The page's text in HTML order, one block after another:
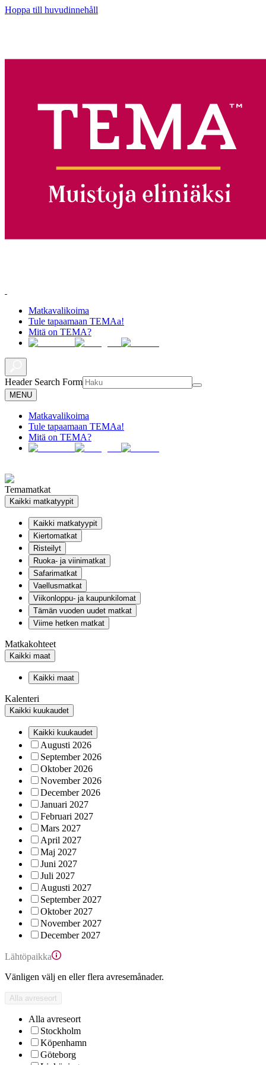
Hoppa till huvudinnehåll
Matkavalikoima
Tule tapaamaan TEMAa!
Mitä on TEMA?
Header Search Form
MENU
Matkavalikoima
Tule tapaamaan TEMAa!
Mitä on TEMA?
Temamatkat
Kaikki matkatyypit
Kaikki matkatyypit
Kiertomatkat
Risteilyt
Ruoka- ja viinimatkat
Safarimatkat
Vaellusmatkat
Viikonloppu- ja kaupunkilomat
Tämän vuoden uudet matkat
Viime hetken matkat
Matkakohteet
Kaikki maat
Kaikki maat
Kalenteri
Kaikki kuukaudet
Kaikki kuukaudet
Augusti 2026
September 2026
Oktober 2026
November 2026
December 2026
Januari 2027
Februari 2027
Mars 2027
April 2027
Maj 2027
Juni 2027
Juli 2027
Augusti 2027
September 2027
Oktober 2027
November 2027
December 2027
Lähtöpaikka
Vänligen välj en eller flera avresemånader.
Alla avreseort
Alla avreseort
Stockholm
Köpenhamn
Göteborg